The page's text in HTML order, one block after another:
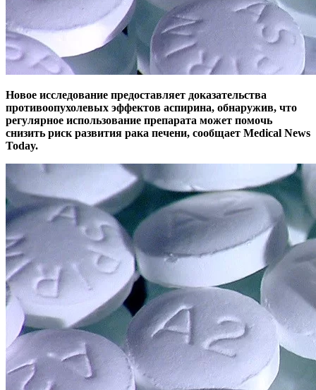
Новое исследование предоставляет доказательства
противоопухолевых эффектов аспирина, обнаружив, что
регулярное использование препарата может помочь
снизить риск развития рака печени, сообщает Medical News
Today.